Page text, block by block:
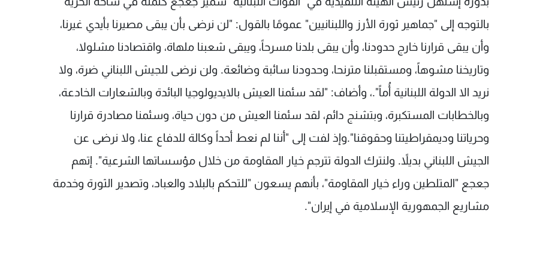
بالتوجه إلى "جماهير ثورة الأرز واللبنانيين" عمومًا بالقول: "لن نرضى بأن يبقى مصيرنا بأيدي غيرنا،
وأن يبقى قرارنا خارج حدودنا، وأن يبقى بلدنا مسرحاً،‏ ويبقى شعبنا ملهاة، واقتصادنا مشلولا،
وتاريخنا مشوهاً، ‏‎ومستقبلنا‎ ‎مترنحا،‏ وحدودنا سائبة وضائعة. ولن نرضى للجيش اللبناني ضرة، ولا
نريد الا الدولة اللبنانية أُماً".، وأضاف: "لقد سئمنا العيش بالايديولوجيا البائدة وبالشعارات الخادعة،
وبالخطابات المستكبرة، وبتشنج دائم، لقد سئمنا العيش من دون حياة، وسئمنا مصادرة قرارنا
وحرياتنا وديمقراطيتنا وحقوقنا".وإذ لفت إلى "أننا لم نعط أحداً وكالة للدفاع عنا، و‏لا نرضى عن
الجيش اللبناني بديلاً. ولنترك الدولة تترجم خيار المقاومة من خلال مؤسساتها الشرعية". إتهم
جعجع "المتلطين وراء خيار المقاومة"، بأنهم يسعون "للتحكم بالبلاد والعباد، ‏وتصدير الثورة وخدمة
مشاريع الجمهورية الإسلامية في إيران". ‏